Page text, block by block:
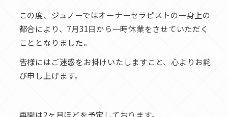
この度、ジュノーではオーナーセラピストの一身上の
都合により、7月31日から一時休業をさせていただく
こととなりました。
皆様にはご迷惑をお掛けいたしますこと、心よりお詫
び申し上げます。
再開は2ヶ月ほどを予定しております。